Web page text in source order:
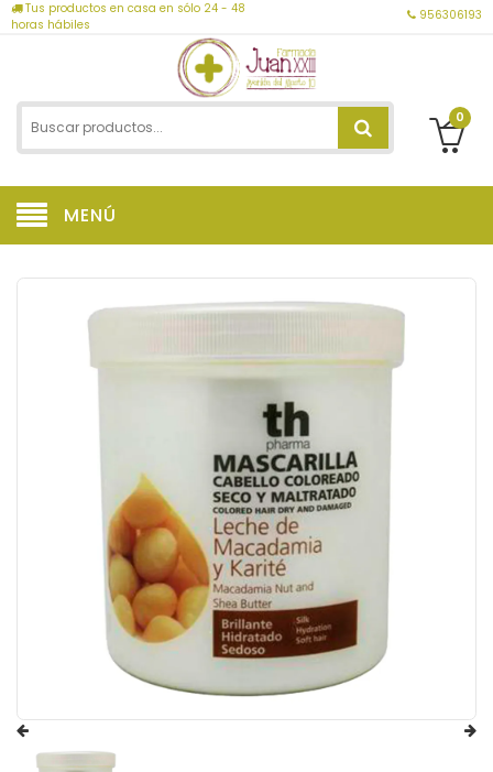
Tus productos en casa en sólo 24 - 48
horas hábiles
956306193
0
MENÚ